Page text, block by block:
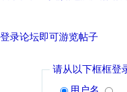
录论坛即可游览帖子
请从以下框框登
用户名